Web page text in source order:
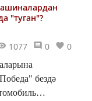
"туган"?
1077 0 0
бездә